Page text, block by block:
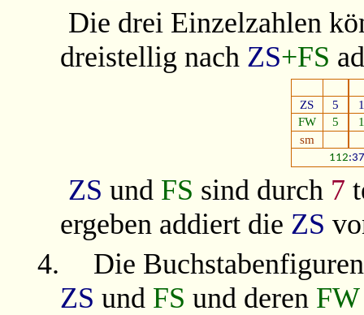
Die drei Einzelzahlen
dreistellig nach ZS+FS
ZS 5
1
FW
5
1
sm
112
ZS und FS sind durch 7
ergeben addiert die ZS
4.
Die
ZS und FS und deren FW